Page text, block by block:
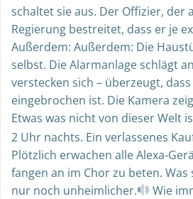
schaltet sie aus. Der Offizier, der
Regierung bestreitet, dass er je
Außerdem: Außerdem: Die
selbst. Die Alarmanlage schlägt
verstecken sich – überzeugt,
eingebrochen ist. Die Kamera
Etwas was nicht von dieser Welt
2 Uhr nachts. Ein verlassenes
Plötzlich erwachen alle Alexa-
fangen an im Chor zu beten. Was
nur noch unheimlicher.
Wie